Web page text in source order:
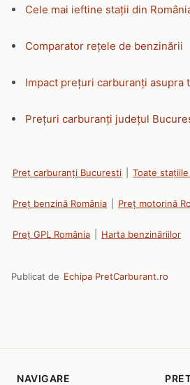
Cele mai ieftine stații din
Comparator rețele de benzinării
Impact prețuri carburanți asupra
Prețuri carburanți județul
Preț carburanți Bucuresti Toate
Preț benzină România Preț motorină
Preț GPL România Harta benzinăriilor
Publicat de Echipa PretCarburant.ro
NAVIGARE